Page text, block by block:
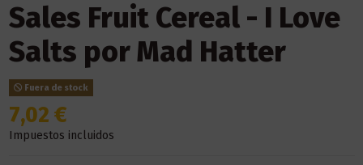
Sales Fruit Cereal - I Love
Salts por Mad Hatter
Fuera de stock
7,02 €
Impuestos incluidos